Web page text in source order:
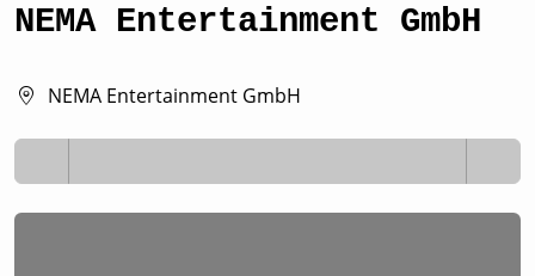
NEMA Entertainment GmbH
NEMA Entertainment GmbH
Lädt ...
Lädt ...